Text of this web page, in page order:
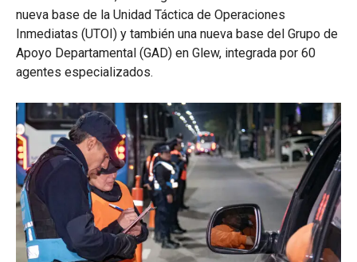
nueva base de la Unidad Táctica de Operaciones
Inmediatas (UTOI) y también una nueva base del Grupo de
Apoyo Departamental (GAD) en Glew, integrada por 60
agentes especializados.